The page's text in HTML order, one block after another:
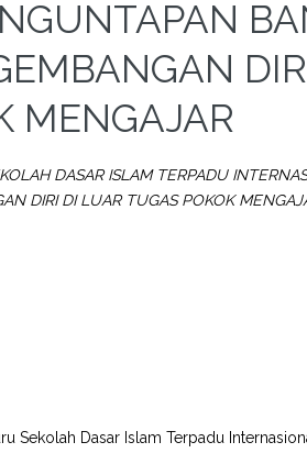
MENGAJAR
DASAR ISLAM TERPADU
DIRI DI LUAR TUGAS POKOK
Sekolah Dasar Islam Terpadu